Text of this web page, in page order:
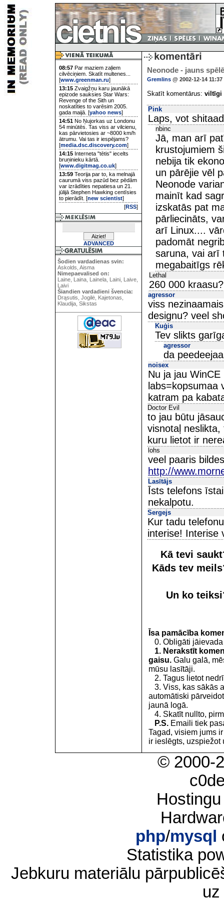
08:57 Par maziem zaļiem
cilvēciņiem. Skatīt multenes...
[www.greenman.ru]
13:15 Zvaigžņu karu jaunākā
epizode sauksies Star Wars:
Revenge of the Sith un
noskatīties to varēsim 2005.
gada maijā. [yahoo news]
14:51 No Ņujorkas uz Londonu
54 minūtēs. Tas viss ar vilcienu,
kas pārvietosies ar ~8000 km/h
ātrumu. Vai tas ir iespējams?
[media.dsc.discovery.com]
14:15 Interneta "tētis" iecelts
bruņinieku kārtā.
[www.digitmag.co.uk]
13:59 Teorija par to, ka melnajā
caurumā viss pazūd bez pēdām
var izrādīties nepatiesa un 21.
jūlijā Stephen Hawking centīsies
to pierādīt. [new scientist]
[RSS]
ADVANCED
Šodien vardadienas svin:
Askolds, Aisma
Nimepaevalised on:
Laine, Laina, Lainela, Laini, Laive,
Laivi
Šiandien vardadieni švencia:
Drąsutis, Jogilė, Kajetonas,
Klaudija, Sikstas
Neonode - jauns
Gremlins @ 2002-12-14 11:37
Skatīt komentārus: viltīgi
Pink
Laps, vot
nbinc
Jā, man arī
krustojumiem
nebija tik
un pārējie vēl
Neonode
mainīt kad
izskatās pat
pārliecināts,
arī Linux....
padomāt
saruna, vai arī
megabaitīgs
Lethal
260 000 kraasu?
agressor
viss
designu? veel
Kuģis
Tev slikts
agressor
da
noisex
Nu ja jau
labs=kopsumaa
katram pa
Doctor Evil
to jau būtu
visnotaļ
kuru lietot ir
lohs
veel paaris
http://
Lasītājs
Īsts telefons
nekalpotu.
Sergejs
Kur tadu
interise! Interise
Kā tevi
Kāds tev
Un ko
Īsa pamācība
0. Obligāti jāievada
1. Nerakstīt
gaisu. Galu galā,
mūsu lasītāji.
2. Tagus lietot
3. Viss, kas sākās
automātiski
jaunā logā.
4. Skatīt nullto,
P.S. Emaili tiek
Tagad, visiem jums
ir ieslēgts, uzspiežot
© 2000-
php/mysql
Statistika
Jebkuru materiālu